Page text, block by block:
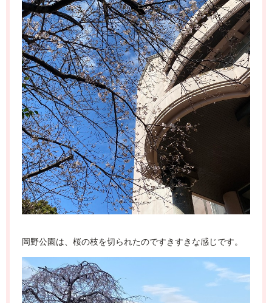
岡野公園は、桜の枝を切られたのですきすきな感じです。